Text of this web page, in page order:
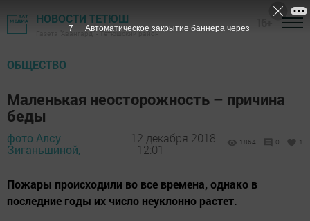
НОВОСТИ ТЕТЮШ
Газета "Авангард" - Тетюшский район
ОБЩЕСТВО
Маленькая неосторожность – причина
беды
фото Алсу
Зиганьшиной,
12 декабря 2018
- 12:01
1864 0 1
Пожары происходили во все времена, однако в
последние годы их число неуклонно растет.
6 Автоматическое закрытие баннера через